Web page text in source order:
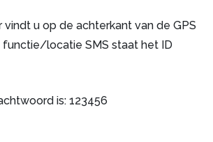
vindt u op de achterkant van de GPS
functie/locatie SMS staat het ID
is: 123456